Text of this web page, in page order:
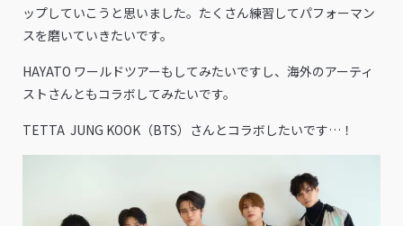
ップしていこうと思いました。たくさん練習してパフォーマン
スを磨いていきたいです。
HAYATO ワールドツアーもしてみたいですし、海外のアーティ
ストさんともコラボしてみたいです。
TETTA JUNG KOOK（BTS）さんとコラボしたいです…！